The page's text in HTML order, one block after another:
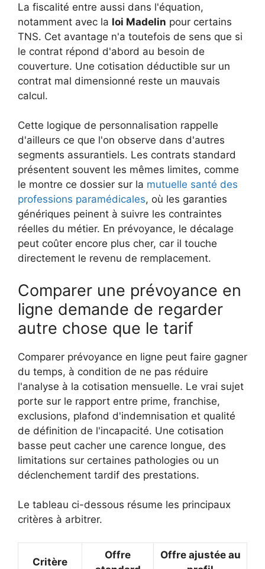
La fiscalité entre aussi dans l'équation,
notamment avec la loi Madelin pour certains
TNS. Cet avantage n'a toutefois de sens que si
le contrat répond d'abord au besoin de
couverture. Une cotisation déductible sur un
contrat mal dimensionné reste un mauvais
calcul.
Cette logique de personnalisation rappelle
d'ailleurs ce que l'on observe dans d'autres
segments assurantiels. Les contrats standard
présentent souvent les mêmes limites, comme
le montre ce dossier sur la mutuelle santé des
professions paramédicales, où les garanties
génériques peinent à suivre les contraintes
réelles du métier. En prévoyance, le décalage
peut coûter encore plus cher, car il touche
directement le revenu de remplacement.
Comparer une prévoyance en
ligne demande de regarder
autre chose que le tarif
Comparer prévoyance en ligne peut faire gagner
du temps, à condition de ne pas réduire
l'analyse à la cotisation mensuelle. Le vrai sujet
porte sur le rapport entre prime, franchise,
exclusions, plafond d'indemnisation et qualité
de définition de l'incapacité. Une cotisation
basse peut cacher une carence longue, des
limitations sur certaines pathologies ou un
déclenchement tardif des prestations.
Le tableau ci-dessous résume les principaux
critères à arbitrer.
Critère
Offre
Offre ajustée au